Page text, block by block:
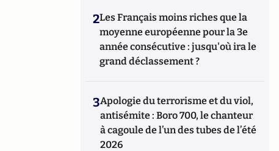
2Les Français moins riches que la
moyenne européenne pour la 3e
année consécutive : jusqu'où ira le
grand déclassement ?
3Apologie du terrorisme et du viol,
antisémite : Boro 700, le chanteur
à cagoule de l’un des tubes de l’été
2026